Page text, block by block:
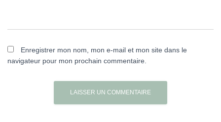
Enregistrer mon nom, mon e-mail et mon site dans le
navigateur pour mon prochain commentaire.